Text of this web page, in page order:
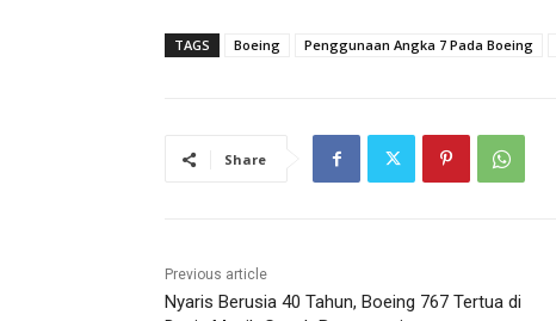
TAGS Boeing Penggunaan Angka 7 Pada Boeing
Share
Previous article
Nyaris Berusia 40 Tahun, Boeing 767 Tertua di